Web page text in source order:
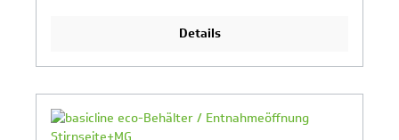
Details
Ihr Produktvergleich ist voll